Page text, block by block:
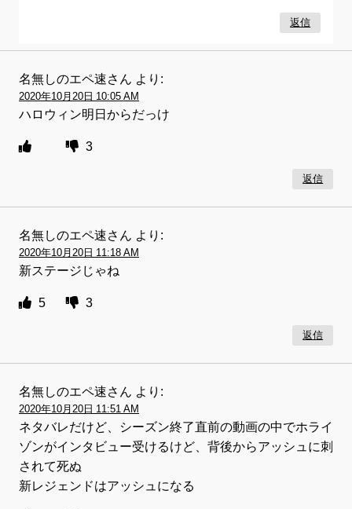
返信
名無しのエペ速さん より:
2020年10月20日 10:05 AM
ハロウィン明日からだっけ
3
返信
名無しのエペ速さん より:
2020年10月20日 11:18 AM
新ステージじゃね
5 3
返信
名無しのエペ速さん より:
2020年10月20日 11:51 AM
ネタバレだけど、シーズン終了直前の動画の中でホライ
ゾンがインタビュー受けるけど、背後からアッシュに刺
されて死ぬ
新レジェンドはアッシュになる